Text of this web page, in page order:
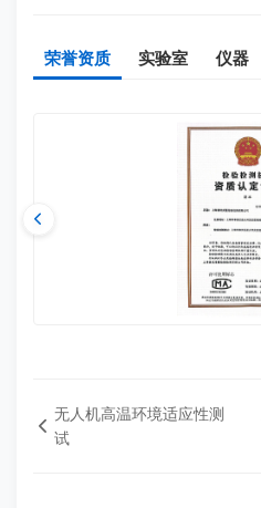
荣誉资质 实验室 仪器
无人机高温环境适应性测
试